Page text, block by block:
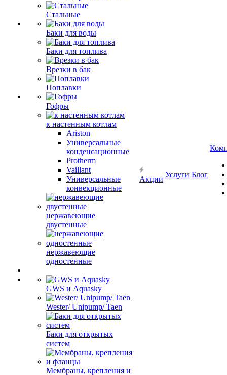
Стальные
Баки для воды
Баки для топлива
Врезки в бак
Поплавки
Гофры
к настенным котлам
Ariston
Универсальные
конденсационные
Protherm
Vaillant
Универсальные
конвекционные
нержавеющие
двустенные
нержавеющие
одностенные
GWS и Aquasky
Wester/ Unipump/ Taen
Баки для открытых
систем
Мембраны, крепления и
Акции
Услуги Блог